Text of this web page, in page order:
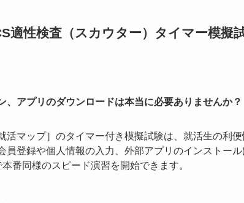
適性検査（スカウター）タイマー模擬
、アプリのダウンロードは本当に必要ありませんか？
活マップ］のタイマー付き模擬試験は、就活生の利
員登録や個人情報の入力、外部アプリのインストー
番同様のスピード演習を開始できます。